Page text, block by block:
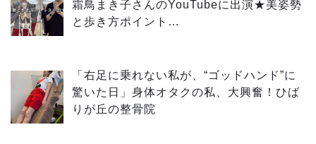
霜鳥まき子さんのYouTubeに出演★美姿勢
と歩き方ポイント…
「右足に乗れない私が、“ゴッドハンド”に
驚いた日」身体オタクの私、大興奮！ひば
りが丘の整骨院